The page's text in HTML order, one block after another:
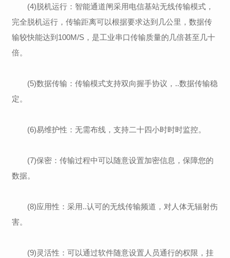
(4)脱机运行：智能通道闸采用电信基站无线传输模式，
完全脱机运行，传输距离可以根据要求达到几公里，数据传
输较快能达到100M/S，是工业串口传输质量的几倍甚至几十
倍。
(5)数据传输：传输模式支持双向握手协议，..数据传输稳
定。
(6)易维护性：无需布线，支持二十四小时时时监控。
(7)保密：传输过程中可以随意设置加密信息，保障您的
数据。
(8)应用性：采用..认可的无线传输频道，对人体无辐射伤
害。
(9)灵活性：可以通过软件随意设置人员通行的权限，挂